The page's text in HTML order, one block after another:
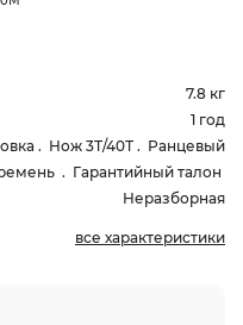
7.8 кг
1 год
. Нож 3Т/40Т . Ранцевый
. Гарантийный талон
Неразборная
все характеристики